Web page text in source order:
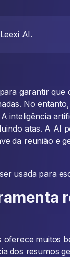
AI.
garantir que
No
inteligência
atas. A AI
da reunião e
usada para
muitos
dos resumos